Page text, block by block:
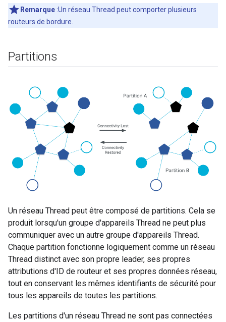
Remarque :Un réseau Thread peut comporter plusieurs
routeurs de bordure.
Partitions
Un réseau Thread peut être composé de partitions. Cela se
produit lorsqu'un groupe d'appareils Thread ne peut plus
communiquer avec un autre groupe d'appareils Thread.
Chaque partition fonctionne logiquement comme un réseau
Thread distinct avec son propre leader, ses propres
attributions d'ID de routeur et ses propres données réseau,
tout en conservant les mêmes identifiants de sécurité pour
tous les appareils de toutes les partitions.
Les partitions d'un réseau Thread ne sont pas connectées